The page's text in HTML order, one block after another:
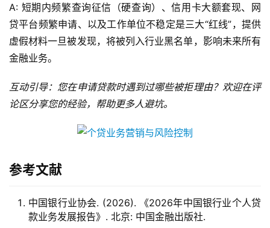
A: 短期内频繁查询征信（硬查询）、信用卡大额套现、网
贷平台频繁申请、以及工作单位不稳定是三大“红线”，提供
虚假材料一旦被发现，将被列入行业黑名单，影响未来所有
金融业务。
互动引导：您在申请贷款时遇到过哪些被拒理由？欢迎在评
论区分享您的经验，帮助更多人避坑。
参考文献
中国银行业协会. (2026). 《2026年中国银行业个人贷
款业务发展报告》. 北京: 中国金融出版社.